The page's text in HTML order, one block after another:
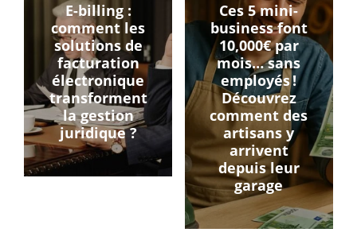
E-billing :
comment les
solutions de
facturation
électronique
transforment
la gestion
juridique ?
Ces 5 mini-
business font
10,000€ par
mois… sans
employés !
Découvrez
comment des
artisans y
arrivent
depuis leur
garage